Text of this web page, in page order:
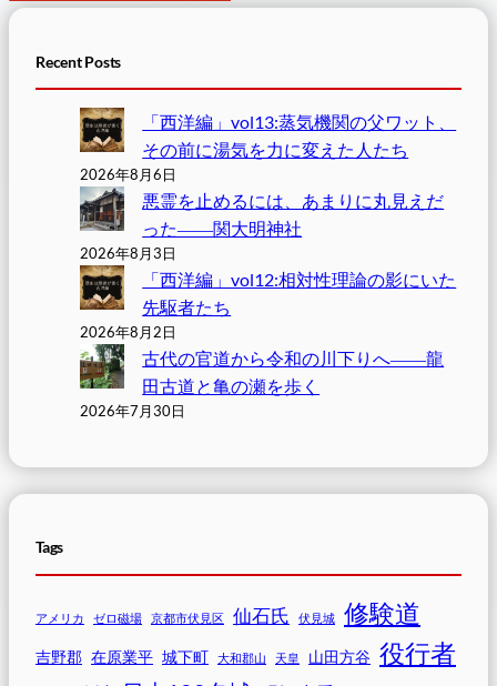
Recent Posts
「西洋編」vol13:蒸気機関の父ワット、
その前に湯気を力に変えた人たち
2026年8月6日
悪霊を止めるには、あまりに丸見えだ
った――関大明神社
2026年8月3日
「西洋編」vol12:相対性理論の影にいた
先駆者たち
2026年8月2日
古代の官道から令和の川下りへ――龍
田古道と亀の瀬を歩く
2026年7月30日
Tags
アメリカ ゼロ磁場 京都市伏見区 仙石氏 伏見城 修験道
吉野郡 在原業平 城下町 大和郡山 天皇 山田方谷 役行者